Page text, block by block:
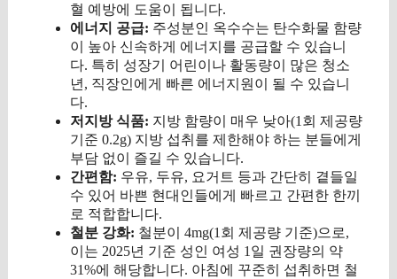
혈 예방에 도움이 됩니다.
에너지 공급: 주성분인 옥수수는 탄수화물 함량
이 높아 신속하게 에너지를 공급할 수 있습니
다. 특히 성장기 어린이나 활동량이 많은 청소
년, 직장인에게 빠른 에너지원이 될 수 있습니
다.
저지방 식품: 지방 함량이 매우 낮아(1회 제공량
기준 0.2g) 지방 섭취를 제한해야 하는 분들에게
부담 없이 즐길 수 있습니다.
간편함: 우유, 두유, 요거트 등과 간단히 곁들일
수 있어 바쁜 현대인들에게 빠르고 간편한 한끼
로 적합합니다.
철분 강화: 철분이 4mg(1회 제공량 기준)으로,
이는 2025년 기준 성인 여성 1일 권장량의 약
31%에 해당합니다. 아침에 꾸준히 섭취하면 철